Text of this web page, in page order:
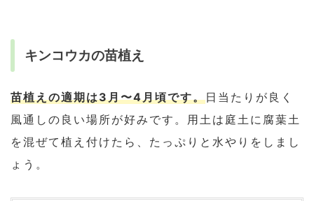
キンコウカの苗植え
苗植えの適期は3月〜4月頃です。日当たりが良く
風通しの良い場所が好みです。用土は庭土に腐葉土
を混ぜて植え付けたら、たっぷりと水やりをしまし
ょう。